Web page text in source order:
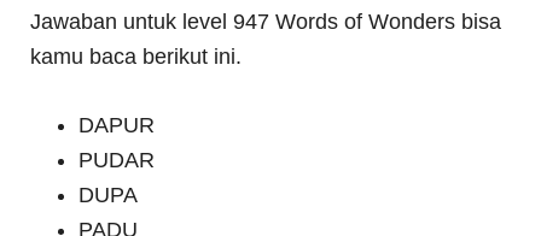
Jawaban untuk level 947 Words of Wonders bisa
kamu baca berikut ini.
DAPUR
PUDAR
DUPA
PADU